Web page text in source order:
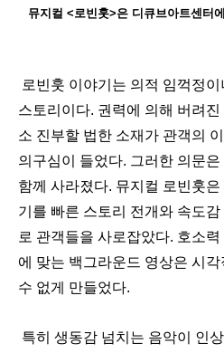
뮤지컬 <로빈훗>은 디큐브아트센터
로빈훗 이야기는 의적 임꺽정
스토리이다. 권력에 의해 버려
소 진부할 법한 소재가 관객의
의구심이 들었다. 그러한 의문
함께 사라졌다. 뮤지컬 로빈훗
기를 빠른 스토리 전개와 속도
로 관객들을 사로잡았다. 호소
에 맞는 백그라운드 영상은 시
수 없게 만들었다.
특히 생동감 넘치는 음악이 인